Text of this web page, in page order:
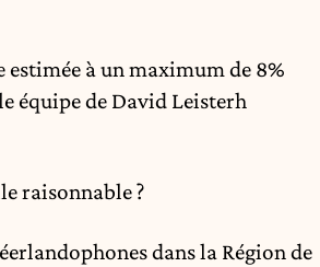
à un maximum de 8%
équipe de David Leisterh
raisonnable ?
dans la Région de